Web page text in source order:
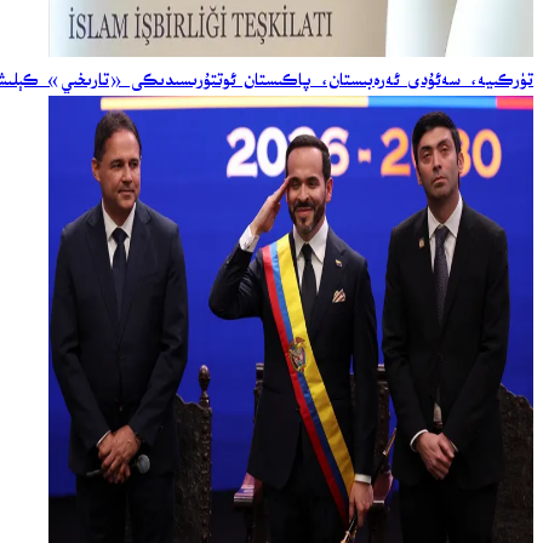
تۈركىيە، سەئۇدى ئەرەبىستان، پاكىستان ئوتتۇرىسىدىكى «تارىخىي»